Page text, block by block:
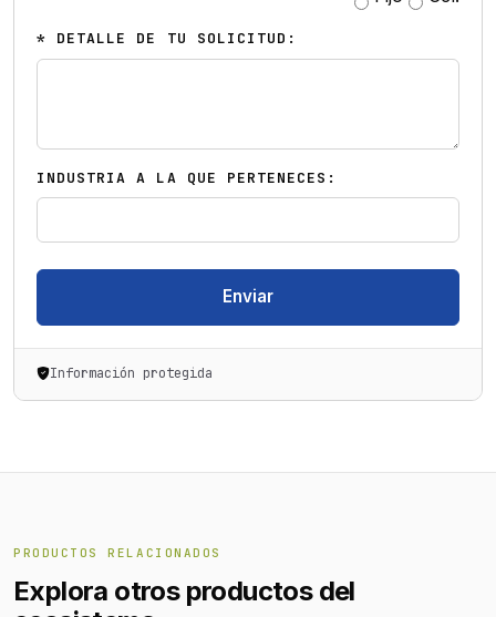
* DETALLE DE TU SOLICITUD:
INDUSTRIA A LA QUE PERTENECES:
Enviar
Información protegida
PRODUCTOS RELACIONADOS
Explora otros productos del